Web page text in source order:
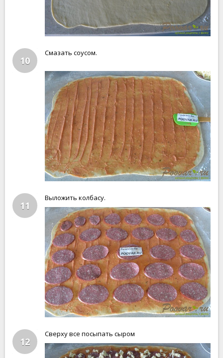
10
Смазать соусом.
11
Выложить колбасу.
12
Сверху все посыпать сыром